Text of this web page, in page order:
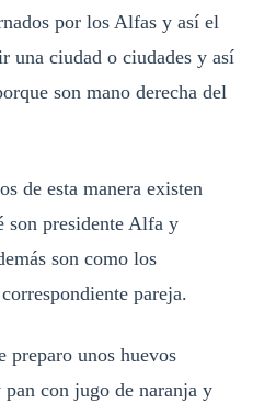
por los Alfas y así el
una ciudad o ciudades y así
son mano derecha del
de esta manera existen
son presidente Alfa y
son como los
pareja.
preparo unos huevos
con jugo de naranja y